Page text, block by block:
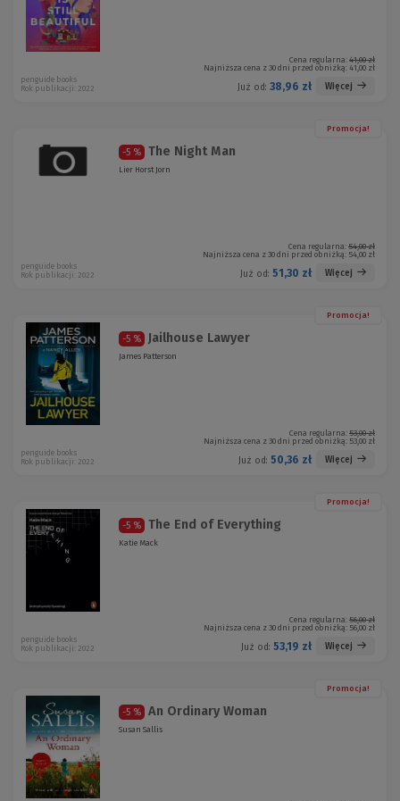
Cena regularna: 41,00 zł
Najniższa cena z 30 dni przed obniżką: 41,00 zł
Już od: 38,96 zł Więcej
penguide books
Rok publikacji: 2022
Promocja!
-5 % The Night Man
Lier Horst Jorn
Cena regularna: 54,00 zł
Najniższa cena z 30 dni przed obniżką: 54,00 zł
Już od: 51,30 zł Więcej
penguide books
Rok publikacji: 2022
Promocja!
-5 % Jailhouse Lawyer
James Patterson
Cena regularna: 53,00 zł
Najniższa cena z 30 dni przed obniżką: 53,00 zł
Już od: 50,36 zł Więcej
penguide books
Rok publikacji: 2022
Promocja!
-5 % The End of Everything
Katie Mack
Cena regularna: 56,00 zł
Najniższa cena z 30 dni przed obniżką: 56,00 zł
Już od: 53,19 zł Więcej
penguide books
Rok publikacji: 2022
Promocja!
-5 % An Ordinary Woman
Susan Sallis